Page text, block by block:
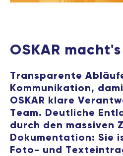
OSKAR
Transparente
Kommunikation,
OSKAR klare
Team. Deutliche
durch den massiven
Dokumentation: Sie
Foto- und